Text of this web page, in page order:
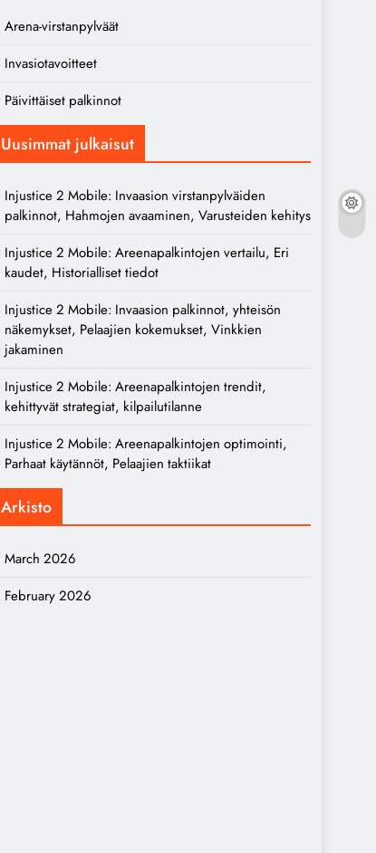
Arena-virstanpylväät
Invasiotavoitteet
Päivittäiset palkinnot
Uusimmat julkaisut
Injustice 2 Mobile: Invaasion virstanpylväiden
palkinnot, Hahmojen avaaminen, Varusteiden kehitys
Injustice 2 Mobile: Areenapalkintojen vertailu, Eri
kaudet, Historialliset tiedot
Injustice 2 Mobile: Invaasion palkinnot, yhteisön
näkemykset, Pelaajien kokemukset, Vinkkien
jakaminen
Injustice 2 Mobile: Areenapalkintojen trendit,
kehittyvät strategiat, kilpailutilanne
Injustice 2 Mobile: Areenapalkintojen optimointi,
Parhaat käytännöt, Pelaajien taktiikat
Arkisto
March 2026
February 2026